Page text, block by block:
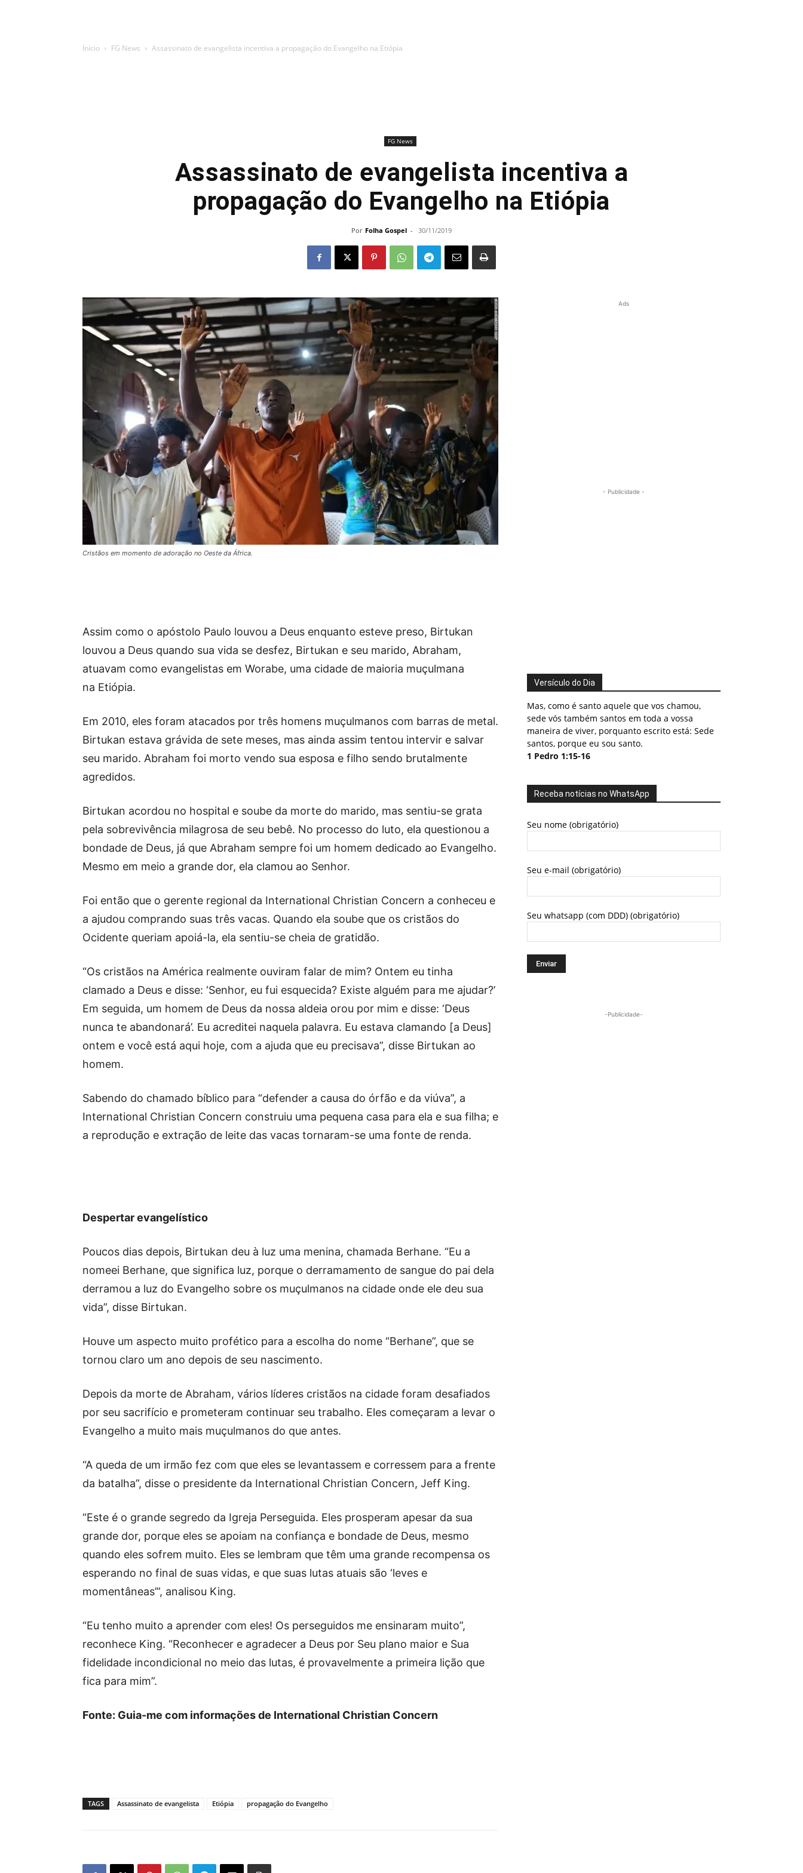
Início FG News Assassinato de evangelista incentiva a propagação do Evangelho na Etiópia
FG News
Assassinato de evangelista incentiva a
propagação do Evangelho na Etiópia
Por Folha Gospel - 30/11/2019
Cristãos em momento de adoração no Oeste da África.
Assim como o apóstolo Paulo louvou a Deus enquanto esteve preso, Birtukan
louvou a Deus quando sua vida se desfez, Birtukan e seu marido, Abraham,
atuavam como evangelistas em Worabe, uma cidade de maioria muçulmana
na Etiópia.
Em 2010, eles foram atacados por três homens muçulmanos com barras de metal.
Birtukan estava grávida de sete meses, mas ainda assim tentou intervir e salvar
seu marido. Abraham foi morto vendo sua esposa e filho sendo brutalmente
agredidos.
Birtukan acordou no hospital e soube da morte do marido, mas sentiu-se grata
pela sobrevivência milagrosa de seu bebê. No processo do luto, ela questionou a
bondade de Deus, já que Abraham sempre foi um homem dedicado ao Evangelho.
Mesmo em meio a grande dor, ela clamou ao Senhor.
Foi então que o gerente regional da International Christian Concern a conheceu e
a ajudou comprando suas três vacas. Quando ela soube que os cristãos do
Ocidente queriam apoiá-la, ela sentiu-se cheia de gratidão.
“Os cristãos na América realmente ouviram falar de mim? Ontem eu tinha
clamado a Deus e disse: ‘Senhor, eu fui esquecida? Existe alguém para me ajudar?’
Em seguida, um homem de Deus da nossa aldeia orou por mim e disse: ‘Deus
nunca te abandonará’. Eu acreditei naquela palavra. Eu estava clamando [a Deus]
ontem e você está aqui hoje, com a ajuda que eu precisava”, disse Birtukan ao
homem.
Sabendo do chamado bíblico para “defender a causa do órfão e da viúva”, a
International Christian Concern construiu uma pequena casa para ela e sua filha; e
a reprodução e extração de leite das vacas tornaram-se uma fonte de renda.
Despertar evangelístico
Poucos dias depois, Birtukan deu à luz uma menina, chamada Berhane. “Eu a
nomeei Berhane, que significa luz, porque o derramamento de sangue do pai dela
derramou a luz do Evangelho sobre os muçulmanos na cidade onde ele deu sua
vida”, disse Birtukan.
Houve um aspecto muito profético para a escolha do nome “Berhane”, que se
tornou claro um ano depois de seu nascimento.
Depois da morte de Abraham, vários líderes cristãos na cidade foram desafiados
por seu sacrifício e prometeram continuar seu trabalho. Eles começaram a levar o
Evangelho a muito mais muçulmanos do que antes.
“A queda de um irmão fez com que eles se levantassem e corressem para a frente
da batalha”, disse o presidente da International Christian Concern, Jeff King.
“Este é o grande segredo da Igreja Perseguida. Eles prosperam apesar da sua
grande dor, porque eles se apoiam na confiança e bondade de Deus, mesmo
quando eles sofrem muito. Eles se lembram que têm uma grande recompensa os
esperando no final de suas vidas, e que suas lutas atuais são ‘leves e
momentâneas’”, analisou King.
“Eu tenho muito a aprender com eles! Os perseguidos me ensinaram muito”,
reconhece King. “Reconhecer e agradecer a Deus por Seu plano maior e Sua
fidelidade incondicional no meio das lutas, é provavelmente a primeira lição que
fica para mim”.
Fonte: Guia-me com informações de International Christian Concern
TAGS Assassinato de evangelista Etiópia propagação do Evangelho
Ads
- Publicidade -
Versículo do Dia
Mas, como é santo aquele que vos chamou,
sede vós também santos em toda a vossa
maneira de viver, porquanto escrito está: Sede
santos, porque eu sou santo.
1 Pedro 1:15-16
Receba notícias no WhatsApp
Seu nome (obrigatório)
Seu e-mail (obrigatório)
Seu whatsapp (com DDD) (obrigatório)
-Publicidade-